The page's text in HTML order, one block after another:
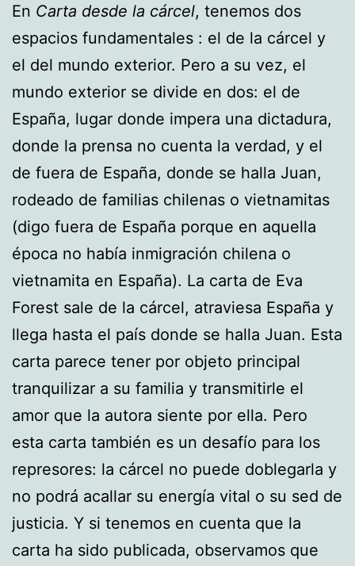
En Carta desde la cárcel, tenemos dos
espacios fundamentales : el de la cárcel y
el del mundo exterior. Pero a su vez, el
mundo exterior se divide en dos: el de
España, lugar donde impera una dictadura,
donde la prensa no cuenta la verdad, y el
de fuera de España, donde se halla Juan,
rodeado de familias chilenas o vietnamitas
(digo fuera de España porque en aquella
época no había inmigración chilena o
vietnamita en España). La carta de Eva
Forest sale de la cárcel, atraviesa España y
llega hasta el país donde se halla Juan. Esta
carta parece tener por objeto principal
tranquilizar a su familia y transmitirle el
amor que la autora siente por ella. Pero
esta carta también es un desafío para los
represores: la cárcel no puede doblegarla y
no podrá acallar su energía vital o su sed de
justicia. Y si tenemos en cuenta que la
carta ha sido publicada, observamos que